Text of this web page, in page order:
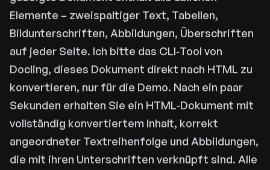
Elemente – zweispaltiger Text, Tabellen,
Bildunterschriften, Abbildungen, Überschriften
auf jeder Seite. Ich bitte das CLI‑Tool von
Docling, dieses Dokument direkt nach HTML zu
konvertieren, nur für die Demo. Nach ein paar
Sekunden erhalten Sie ein HTML‑Dokument mit
vollständig konvertiertem Inhalt, korrekt
angeordneter Textreihenfolge und Abbildungen,
die mit ihren Unterschriften verknüpft sind. Alle